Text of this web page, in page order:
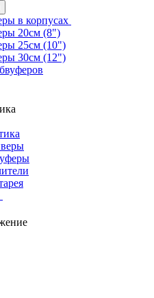
в корпусах
20см (8")
25см (10")
30см (12")